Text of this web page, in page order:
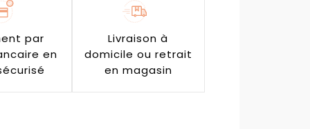
par
en
Livraison à
domicile ou retrait
en magasin